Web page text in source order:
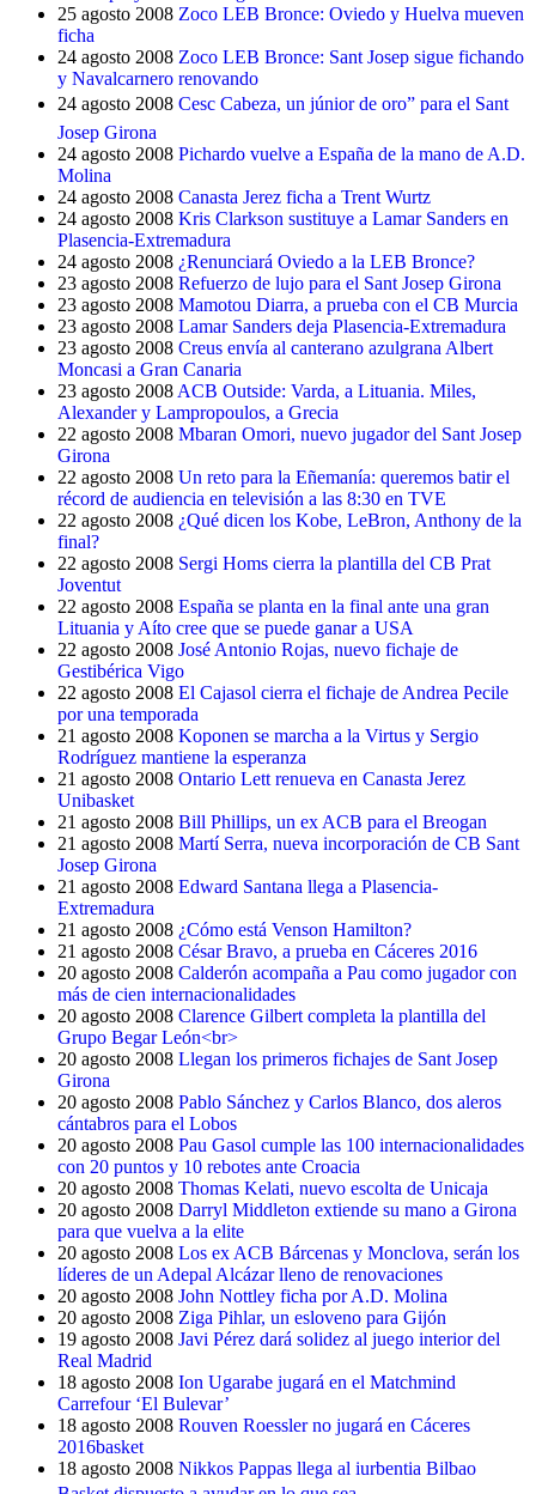
25 agosto 2008 Zoco LEB Bronce: Oviedo y Huelva mueven
ficha
24 agosto 2008 Zoco LEB Bronce: Sant Josep sigue fichando
y Navalcarnero renovando
24 agosto 2008 Cesc Cabeza, un júnior de oro” para el Sant
Josep Girona
24 agosto 2008 Pichardo vuelve a España de la mano de A.D.
Molina
24 agosto 2008 Canasta Jerez ficha a Trent Wurtz
24 agosto 2008 Kris Clarkson sustituye a Lamar Sanders en
Plasencia-Extremadura
24 agosto 2008 ¿Renunciará Oviedo a la LEB Bronce?
23 agosto 2008 Refuerzo de lujo para el Sant Josep Girona
23 agosto 2008 Mamotou Diarra, a prueba con el CB Murcia
23 agosto 2008 Lamar Sanders deja Plasencia-Extremadura
23 agosto 2008 Creus envía al canterano azulgrana Albert
Moncasi a Gran Canaria
23 agosto 2008 ACB Outside: Varda, a Lituania. Miles,
Alexander y Lampropoulos, a Grecia
22 agosto 2008 Mbaran Omori, nuevo jugador del Sant Josep
Girona
22 agosto 2008 Un reto para la Eñemanía: queremos batir el
récord de audiencia en televisión a las 8:30 en TVE
22 agosto 2008 ¿Qué dicen los Kobe, LeBron, Anthony de la
final?
22 agosto 2008 Sergi Homs cierra la plantilla del CB Prat
Joventut
22 agosto 2008 España se planta en la final ante una gran
Lituania y Aíto cree que se puede ganar a USA
22 agosto 2008 José Antonio Rojas, nuevo fichaje de
Gestibérica Vigo
22 agosto 2008 El Cajasol cierra el fichaje de Andrea Pecile
por una temporada
21 agosto 2008 Koponen se marcha a la Virtus y Sergio
Rodríguez mantiene la esperanza
21 agosto 2008 Ontario Lett renueva en Canasta Jerez
Unibasket
21 agosto 2008 Bill Phillips, un ex ACB para el Breogan
21 agosto 2008 Martí Serra, nueva incorporación de CB Sant
Josep Girona
21 agosto 2008 Edward Santana llega a Plasencia-
Extremadura
21 agosto 2008 ¿Cómo está Venson Hamilton?
21 agosto 2008 César Bravo, a prueba en Cáceres 2016
20 agosto 2008 Calderón acompaña a Pau como jugador con
más de cien internacionalidades
20 agosto 2008 Clarence Gilbert completa la plantilla del
Grupo Begar León<br>
20 agosto 2008 Llegan los primeros fichajes de Sant Josep
Girona
20 agosto 2008 Pablo Sánchez y Carlos Blanco, dos aleros
cántabros para el Lobos
20 agosto 2008 Pau Gasol cumple las 100 internacionalidades
con 20 puntos y 10 rebotes ante Croacia
20 agosto 2008 Thomas Kelati, nuevo escolta de Unicaja
20 agosto 2008 Darryl Middleton extiende su mano a Girona
para que vuelva a la elite
20 agosto 2008 Los ex ACB Bárcenas y Monclova, serán los
líderes de un Adepal Alcázar lleno de renovaciones
20 agosto 2008 John Nottley ficha por A.D. Molina
20 agosto 2008 Ziga Pihlar, un esloveno para Gijón
19 agosto 2008 Javi Pérez dará solidez al juego interior del
Real Madrid
18 agosto 2008 Ion Ugarabe jugará en el Matchmind
Carrefour ‘El Bulevar’
18 agosto 2008 Rouven Roessler no jugará en Cáceres
2016basket
18 agosto 2008 Nikkos Pappas llega al iurbentia Bilbao